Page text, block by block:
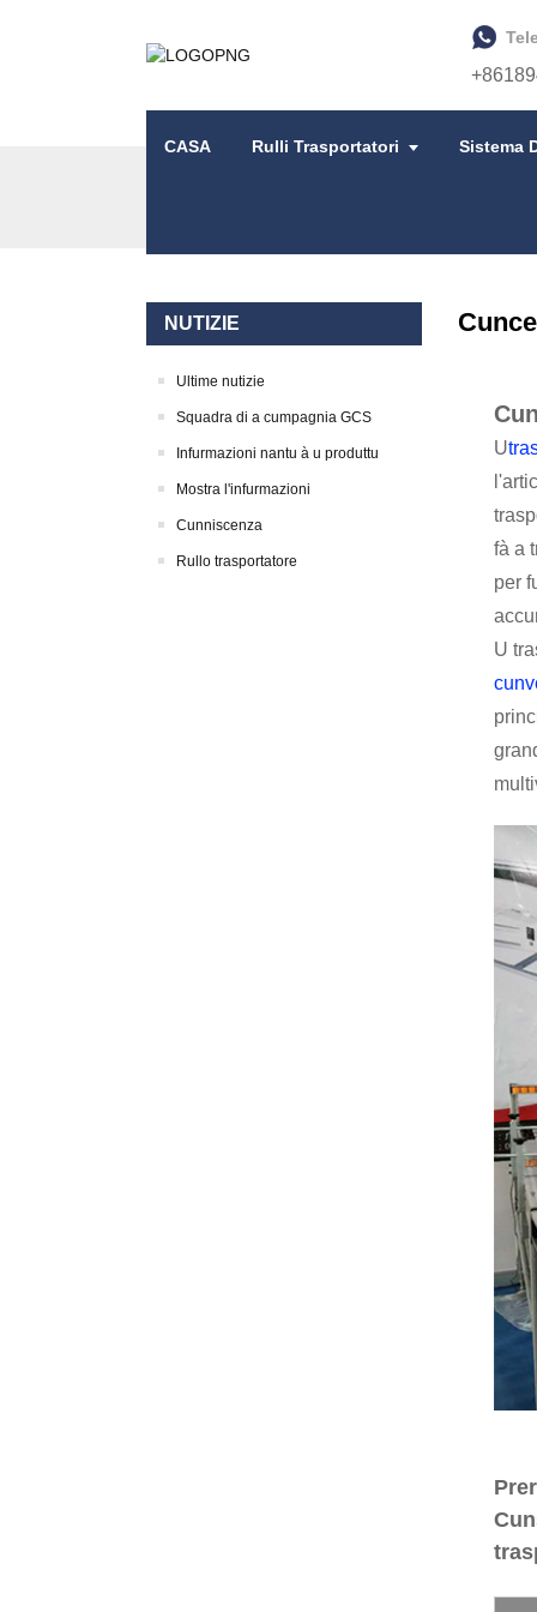
CASA Rulli Trasportatori Sistema
NUTIZIE
Ultime nutizie
Squadra di a cumpagnia GCS
Infurmazioni nantu à u produttu
Mostra l'infurmazioni
Cunniscenza
Rullo trasportatore
U
fà a
per
U